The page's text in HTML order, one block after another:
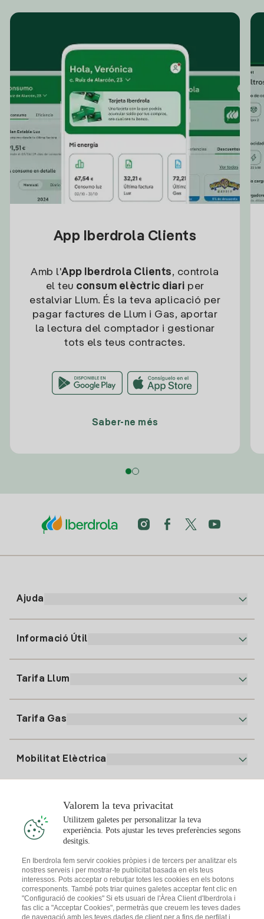
App Iberdrola Clients
Amb l'App Iberdrola Clients, controla
el teu consum elèctric diari per
estalviar Llum. És la teva aplicació per
pagar factures de Llum i Gas, aportar
la lectura del comptador i gestionar
tots els teus contractes.
Saber-ne més
Ajuda
91 919 52 73
clientes@tuiberdrola.es
Informació Útil
Alta Gas
Tarifa Llum
Tarifa Gas
Mobilitat Elèctrica
Punts de Recàrrega
Simulador Plaques Solars
Comunitats Solars
T'interessa
Consells Llum
Consells Gas
Descarrega l'App Iberdola Clients
Valorem la teva privacitat
Utilitzem galetes per personalitzar la teva
experiència. Pots ajustar les teves preferències segons
desitgis.
En Iberdrola fem servir cookies pròpies i de tercers per analitzar els
nostres serveis i per mostrar-te publicitat basada en els teus
interessos. Pots acceptar o rebutjar totes les cookies en els botons
corresponents. També pots triar quines galetes acceptar fent clic en
"Configuració de cookies" Si ets usuari de l'Àrea Client d'Iberdrola i
fas clic a "Acceptar Cookies", permetràs que creuem les teves dades
de navegació amb les teves dades de client per a fins de perfilat i